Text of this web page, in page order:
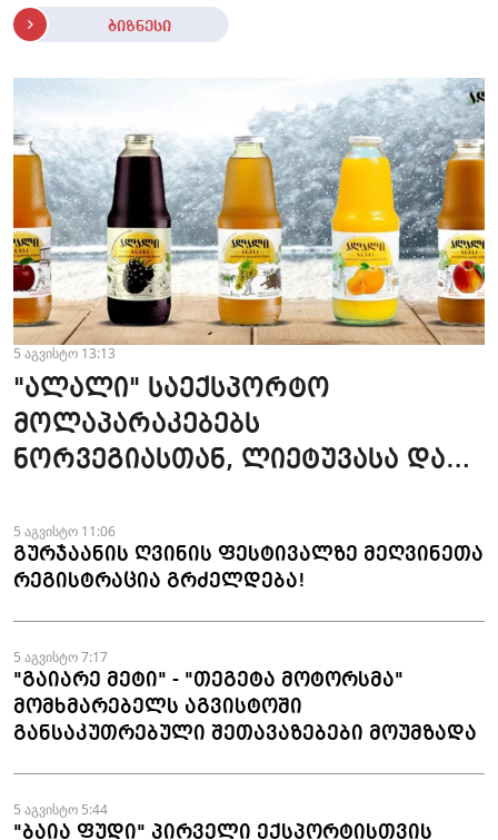
ბიზნესი
5 აგვისტო 13:13
"ალალი" საექსპორტო
მოლაპარაკებებს
ნორვეგიასთან, ლიეტუვასა და
5 აგვისტო 11:06
გურჯაანის ღვინის ფესტივალზე მეღვინეთა
რეგისტრაცია გრძელდება!
5 აგვისტო 7:17
"გაიარე მეტი" - "თეგეტა მოტორსმა"
მომხმარებელს აგვისტოში
განსაკუთრებული შეთავაზებები მოუმზადა
5 აგვისტო 5:44
"ბაია ფუდი" პირველი ექსპორტისთვის